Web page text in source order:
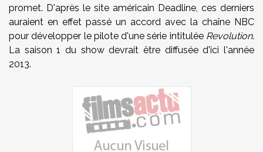
promet. D'après le site américain Deadline, ces derniers
auraient en effet passé un accord avec la chaîne NBC
pour développer le pilote d'une série intitulée Revolution.
La saison 1 du show devrait être diffusée d'ici l'année
2013.